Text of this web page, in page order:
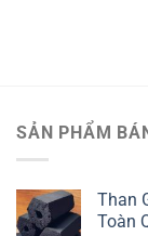
SẢN PHẨM
Than
Toàn